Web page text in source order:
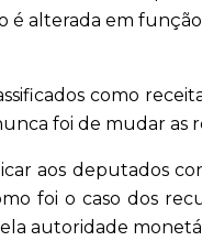
alterada em
como
foi de mudar as
aos deputados
foi o caso dos
autoridade